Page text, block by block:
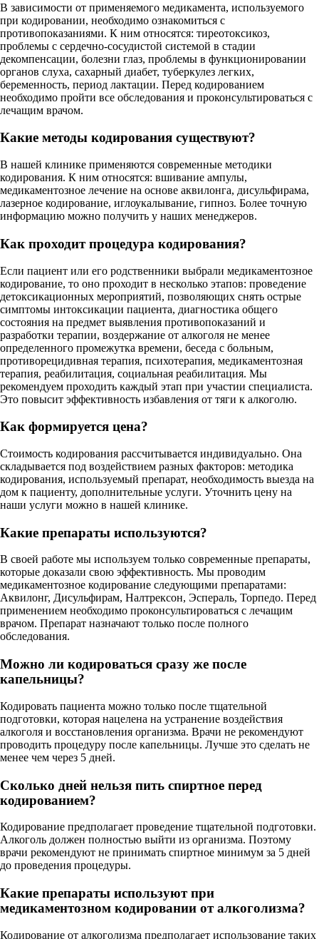
В зависимости от применяемого медикамента, используемого
при кодировании, необходимо ознакомиться с
противопоказаниями. К ним относятся: тиреотоксикоз,
проблемы с сердечно-сосудистой системой в стадии
декомпенсации, болезни глаз, проблемы в функционировании
органов слуха, сахарный диабет, туберкулез легких,
беременность, период лактации. Перед кодированием
необходимо пройти все обследования и проконсультироваться с
лечащим врачом.
Какие методы кодирования существуют?
В нашей клинике применяются современные методики
кодирования. К ним относятся: вшивание ампулы,
медикаментозное лечение на основе аквилонга, дисульфирама,
лазерное кодирование, иглоукалывание, гипноз. Более точную
информацию можно получить у наших менеджеров.
Как проходит процедура кодирования?
Если пациент или его родственники выбрали медикаментозное
кодирование, то оно проходит в несколько этапов: проведение
детоксикационных мероприятий, позволяющих снять острые
симптомы интоксикации пациента, диагностика общего
состояния на предмет выявления противопоказаний и
разработки терапии, воздержание от алкоголя не менее
определенного промежутка времени, беседа с больным,
противорецидивная терапия, психотерапия, медикаментозная
терапия, реабилитация, социальная реабилитация. Мы
рекомендуем проходить каждый этап при участии специалиста.
Это повысит эффективность избавления от тяги к алкоголю.
Как формируется цена?
Стоимость кодирования рассчитывается индивидуально. Она
складывается под воздействием разных факторов: методика
кодирования, используемый препарат, необходимость выезда на
дом к пациенту, дополнительные услуги. Уточнить цену на
наши услуги можно в нашей клинике.
Какие препараты используются?
В своей работе мы используем только современные препараты,
которые доказали свою эффективность. Мы проводим
медикаментозное кодирование следующими препаратами:
Аквилонг, Дисульфирам, Налтрексон, Эспераль, Торпедо. Перед
применением необходимо проконсультироваться с лечащим
врачом. Препарат назначают только после полного
обследования.
Можно ли кодироваться сразу же после
капельницы?
Кодировать пациента можно только после тщательной
подготовки, которая нацелена на устранение воздействия
алкоголя и восстановления организма. Врачи не рекомендуют
проводить процедуру после капельницы. Лучше это сделать не
менее чем через 5 дней.
Сколько дней нельзя пить спиртное перед
кодированием?
Кодирование предполагает проведение тщательной подготовки.
Алкоголь должен полностью выйти из организма. Поэтому
врачи рекомендуют не принимать спиртное минимум за 5 дней
до проведения процедуры.
Какие препараты используют при
медикаментозном кодировании от алкоголизма?
Кодирование от алкоголизма предполагает использование таких